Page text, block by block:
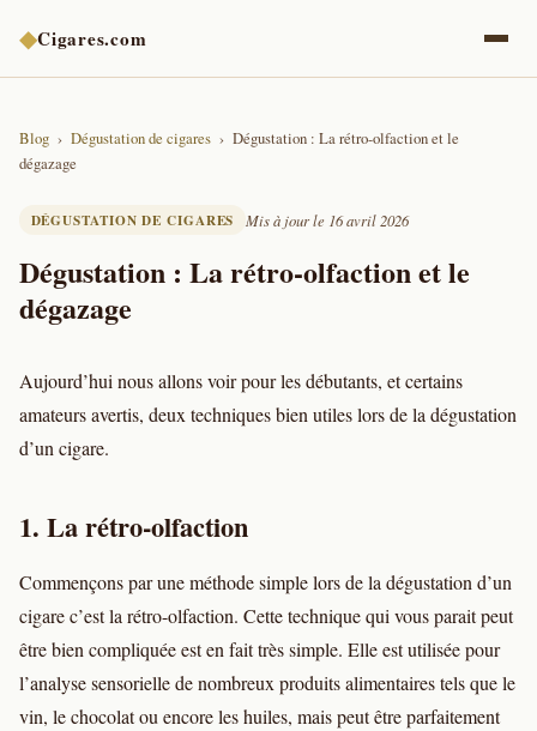
◆Cigares.com
Blog Dégustation de cigares
Dégustation : La rétro-olfaction et le
dégazage
DÉGUSTATION DE CIGARES Mis à jour le 16 avril 2026
Dégustation : La rétro-olfaction et le
dégazage
Aujourd’hui nous allons voir pour les débutants, et certains
amateurs avertis, deux techniques bien utiles lors de la dégustation
d’un cigare.
1. La rétro-olfaction
Commençons par une méthode simple lors de la dégustation d’un
cigare c’est la rétro-olfaction. Cette technique qui vous parait peut
être bien compliquée est en fait très simple. Elle est utilisée pour
l’analyse sensorielle de nombreux produits alimentaires tels que le
vin, le chocolat ou encore les huiles, mais peut être parfaitement